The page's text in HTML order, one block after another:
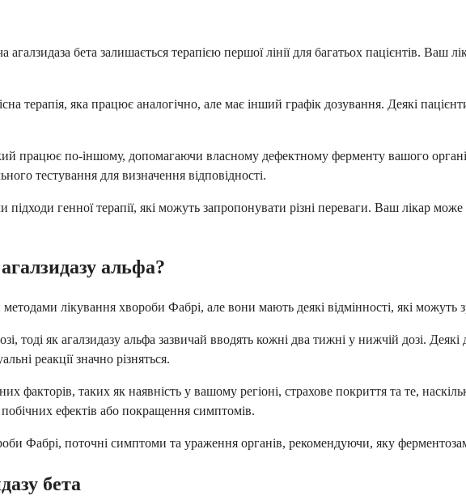
агалзидаза бета залишається терапією першої лінії для багатьох пацієнтів.
терапія, яка працює аналогічно, але має інший графік дозування. Деякі
працює по-іншому, допомагаючи власному дефектному ферменту вашого
тестування для визначення відповідності.
генної терапії, які можуть запропонувати різні переваги. Ваш лікар
альфа?
методами лікування хвороби Фабрі, але вони мають деякі відмінності, які
тоді як агалзидазу альфа зазвичай вводять кожні два тижні у нижчій дозі.
реакції значно різняться.
факторів, таких як наявність у вашому регіоні, страхове покриття та те,
ефектів або покращення симптомів.
Фабрі, поточні симптоми та ураження органів, рекомендуючи, яку
бета